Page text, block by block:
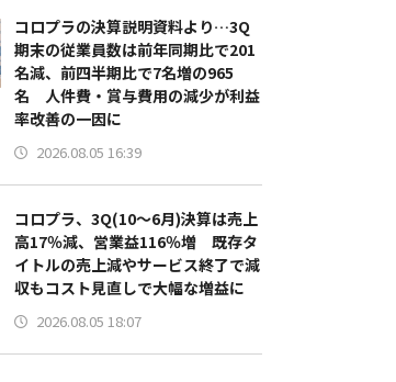
コロプラの決算説明資料より…3Q
期末の従業員数は前年同期比で201
名減、前四半期比で7名増の965
名 人件費・賞与費用の減少が利益
率改善の一因に
2026.08.05 16:39
コロプラ、3Q(10～6月)決算は売上
高17％減、営業益116％増 既存タ
イトルの売上減やサービス終了で減
収もコスト見直しで大幅な増益に
2026.08.05 18:07